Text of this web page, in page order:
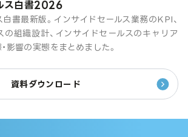
ス白書2026
書最新版。インサイドセールス業務のKPI、
の組織設計、インサイドセールスのキャリア
影響の実態をまとめました。
資料ダウンロード